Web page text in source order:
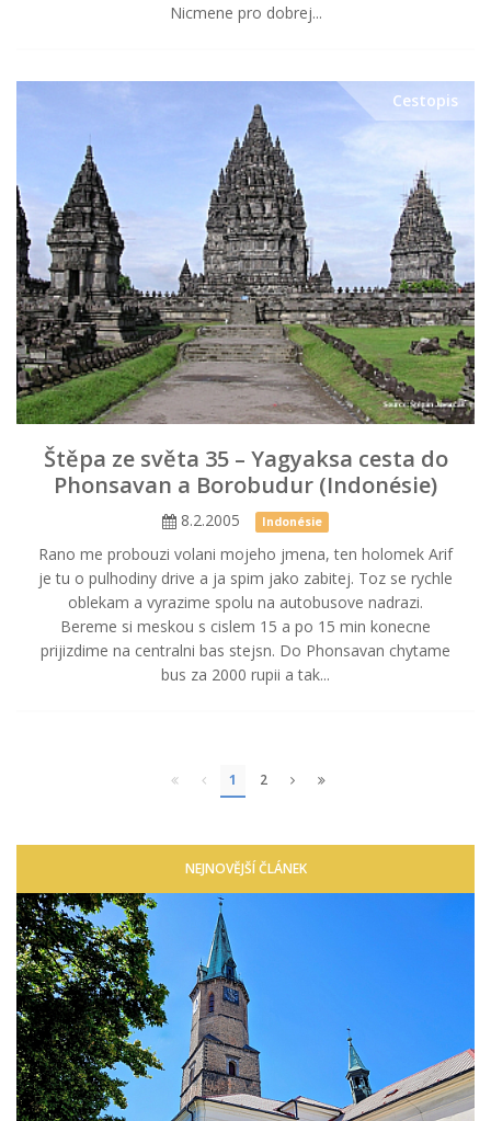
Nicmene pro dobrej...
Cestopis
Štěpa ze světa 35 – Yagyaksa cesta do
Phonsavan a Borobudur (Indonésie)
8.2.2005 Indonésie
Rano me probouzi volani mojeho jmena, ten holomek Arif
je tu o pulhodiny drive a ja spim jako zabitej. Toz se rychle
oblekam a vyrazime spolu na autobusove nadrazi.
Bereme si meskou s cislem 15 a po 15 min konecne
prijizdime na centralni bas stejsn. Do Phonsavan chytame
bus za 2000 rupii a tak...
1 2
NEJNOVĚJŠÍ ČLÁNEK